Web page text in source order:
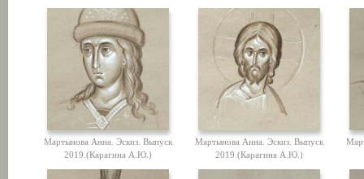
Мартынова Анна. Эскиз. Выпуск
2019.(Карагина А.Ю.)
Мартынова Анна. Эскиз. Выпуск
2019.(Карагина А.Ю.)